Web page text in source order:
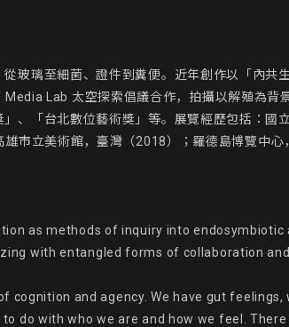
玻璃至細菌、證件到糞便。近年創作以「內共
Lab 太空探索倡議合作，拍攝以解殖為背
、「台北數位藝術獎」等。展覽經歷包括：國
市立美術館，臺灣（2018）；羅德島博覽中
as methods of inquiry into endosymbiotic
with entangled forms of collaboration
cognition and agency. We have gut
do with who we are and how we feel.